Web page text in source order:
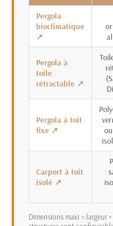
Pergola
bioclimatique
↗
Pergola à
toile
rétractable ↗
Pergola à toit
fixe ↗
Carport à toit
isolé ↗
Dimensions maxi = largeur